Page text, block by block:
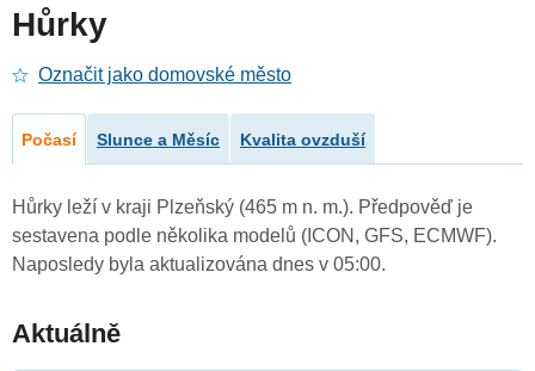
Hůrky
Označit jako domovské město
Počasí Slunce a Měsíc Kvalita ovzduší
Hůrky leží v kraji Plzeňský (465 m n. m.). Předpověď je
sestavena podle několika modelů (ICON, GFS, ECMWF).
Naposledy byla aktualizována dnes v 05:00.
Aktuálně